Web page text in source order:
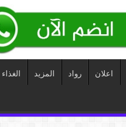
اعلان رواد المزيد الغذاء